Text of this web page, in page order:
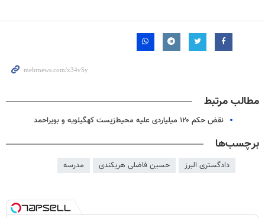
مطالب مرتبط
نقض حکم ۱۲۰ میلیاردی علیه محیط‌زیست کهگیلویه و بویراحمد
برچسب‌ها
دادگستری البرز حسین فاضلی هریکندی مدرسه